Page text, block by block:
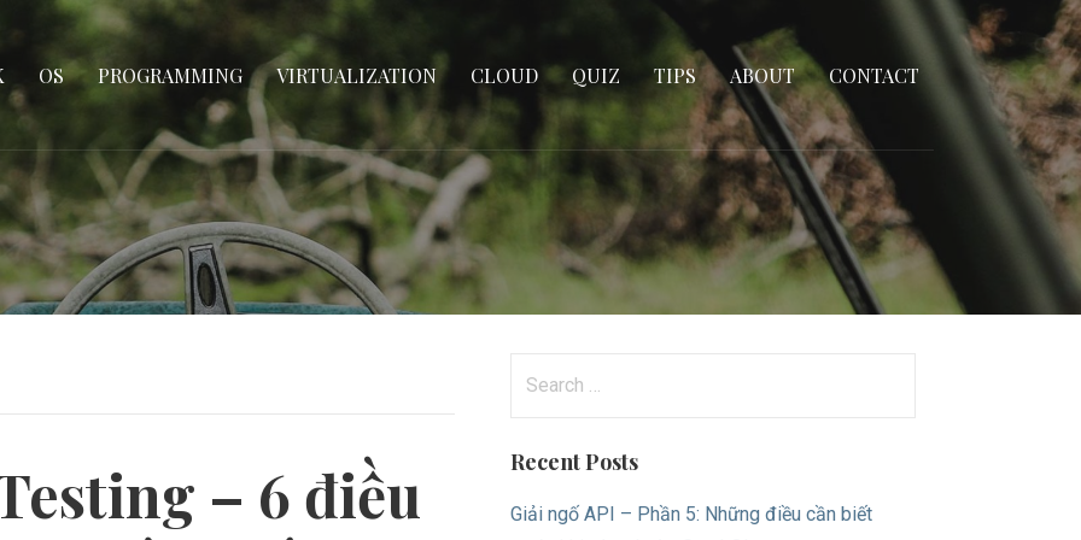
OS PROGRAMMING VIRTUALIZATION CLOUD QUIZ TIPS ABOUT CONTACT
– 6 điều
Recent Posts
Giải ngố API – Phần 5: Những điều cần biết